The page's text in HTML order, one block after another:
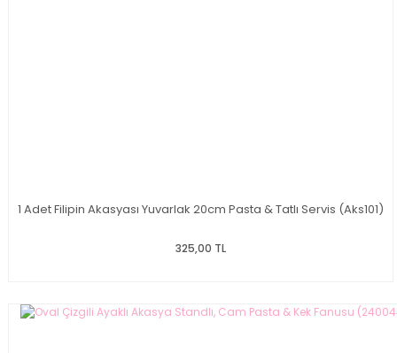
1 Adet Filipin Akasyası Yuvarlak 20cm Pasta & Tatlı Servis (Aks101)
325,00 TL